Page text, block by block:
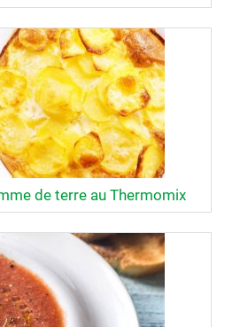
de terre au Thermomix